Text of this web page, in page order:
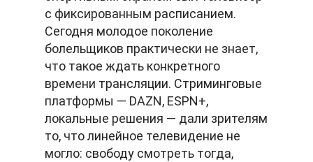
с фиксированным расписанием.
Сегодня молодое поколение
болельщиков практически не знает,
что такое ждать конкретного
времени трансляции. Стриминговые
платформы — DAZN, ESPN+,
локальные решения — дали зрителям
то, что линейное телевидение не
могло: свободу смотреть тогда,